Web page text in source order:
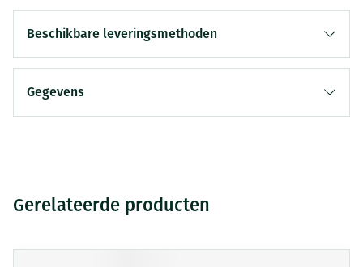
Beschikbare leveringsmethoden
Gegevens
Gerelateerde producten